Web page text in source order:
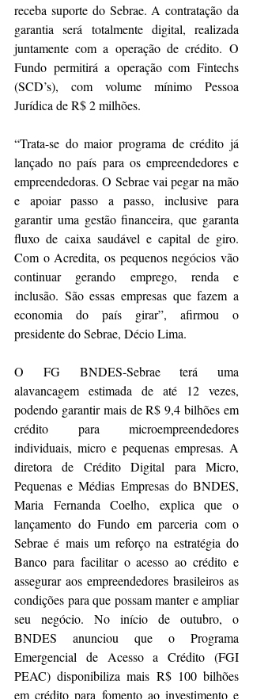
receba suporte do Sebrae. A contratação da
garantia será totalmente digital, realizada
juntamente com a operação de crédito. O
Fundo permitirá a operação com Fintechs
(SCD’s), com volume mínimo Pessoa
Jurídica de R$ 2 milhões.
“Trata-se do maior programa de crédito já
lançado no país para os empreendedores e
empreendedoras. O Sebrae vai pegar na mão
e apoiar passo a passo, inclusive para
garantir uma gestão financeira, que garanta
fluxo de caixa saudável e capital de giro.
Com o Acredita, os pequenos negócios vão
continuar gerando emprego, renda e
inclusão. São essas empresas que fazem a
economia do país girar”, afirmou o
presidente do Sebrae, Décio Lima.
O FG BNDES-Sebrae terá uma
alavancagem estimada de até 12 vezes,
podendo garantir mais de R$ 9,4 bilhões em
crédito para microempreendedores
individuais, micro e pequenas empresas. A
diretora de Crédito Digital para Micro,
Pequenas e Médias Empresas do BNDES,
Maria Fernanda Coelho, explica que o
lançamento do Fundo em parceria com o
Sebrae é mais um reforço na estratégia do
Banco para facilitar o acesso ao crédito e
assegurar aos empreendedores brasileiros as
condições para que possam manter e ampliar
seu negócio. No início de outubro, o
BNDES anunciou que o Programa
Emergencial de Acesso a Crédito (FGI
PEAC) disponibiliza mais R$ 100 bilhões
em crédito para fomento ao investimento e